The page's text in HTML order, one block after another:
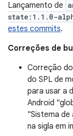
Lançamento de
state:1.1.0-
estes commits.
Correções de
Correção
do SPL de
para usar a
Android
"Sistema de
na sigla em